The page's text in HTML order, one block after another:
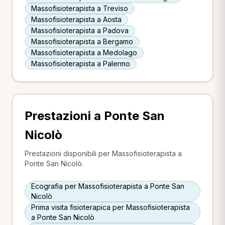
Massofisioterapista a Treviso
Massofisioterapista a Aosta
Massofisioterapista a Padova
Massofisioterapista a Bergamo
Massofisioterapista a Medolago
Massofisioterapista a Palermo
Prestazioni a Ponte San
Nicolò
Prestazioni disponibili per Massofisioterapista a
Ponte San Nicolò.
Ecografia per Massofisioterapista a Ponte San
Nicolò
Prima visita fisioterapica per Massofisioterapista
a Ponte San Nicolò